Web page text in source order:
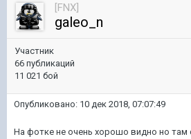
[FNX]
galeo_n
Участник
66 публикаций
11 021 бой
Опубликовано: 10 дек 2018, 07:07:49
На фотке не очень хорошо видно но там